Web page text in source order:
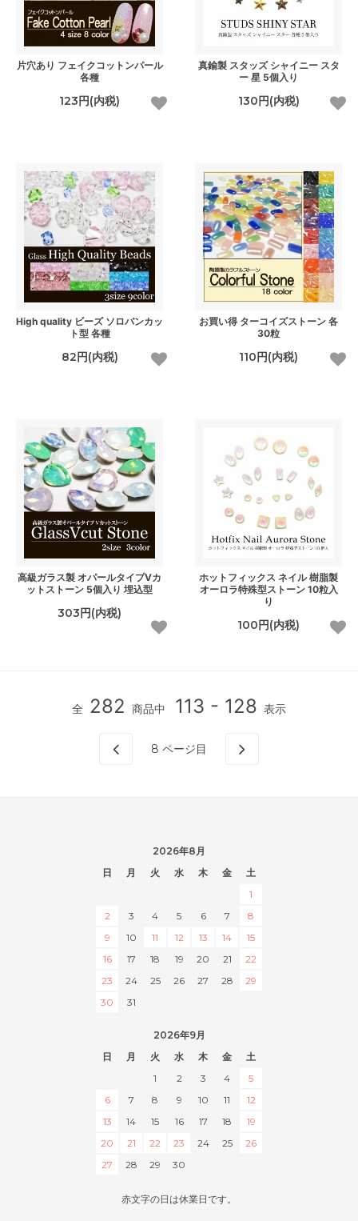
片穴あり フェイクコットンパール
各種
123円(内税)
真鍮製 スタッズ シャイニー スタ
ー 星 5個入り
130円(内税)
High quality ビーズ ソロバンカッ
ト型 各種
82円(内税)
お買い得 ターコイズストーン 各
30粒
110円(内税)
高級ガラス製 オパールタイプVカ
ットストーン 5個入り 埋込型
303円(内税)
ホットフィックス ネイル 樹脂製
オーロラ特殊型ストーン 10粒入
り
100円(内税)
全 282 商品中 113 - 128 表示
8 ページ目
2026年8月
日
月 火 水 木 金
土
1
2
3 4 5 6 7
8
9
10 11 12 13 14
15
16
17 18 19 20 21
22
23
24 25 26 27 28
29
30
31
2026年9月
日
月 火 水 木 金
土
1
2 3 4
5
6
7 8 9 10 11
12
13
14 15 16 17 18
19
20
21 22 23 24 25
26
27
28 29 30
赤文字の日は休業日です。